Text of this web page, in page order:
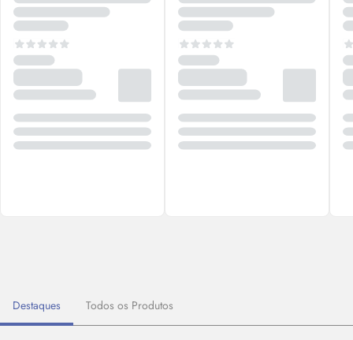
Destaques Todos os Produtos